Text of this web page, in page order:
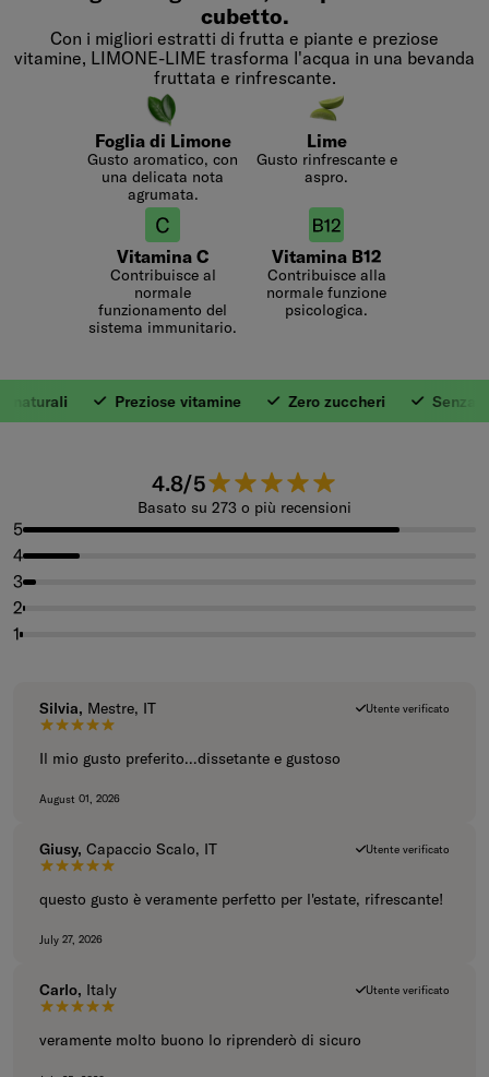
cubetto.
Con i migliori estratti di frutta e piante e preziose
vitamine, LIMONE-LIME trasforma l'acqua in una bevanda
fruttata e rinfrescante.
Foglia di Limone
Gusto aromatico, con
una delicata nota
agrumata.
Lime
Gusto rinfrescante e
aspro.
Vitamina C
Contribuisce al
normale
funzionamento del
sistema immunitario.
Vitamina B12
Contribuisce alla
normale funzione
psicologica.
1. Con ingredienti
Preziose vitamine Zero zuccheri Senza
4.8/54.8 su 5 stelle.
Basato su 273 o più recensioni
5
4
3
2
1
Silvia, Mestre, IT Utente verificato
5 su 5 stelle.
Il mio gusto preferito…dissetante e gustoso
August 01, 2026
Giusy, Capaccio Scalo, IT Utente verificato
5 su 5 stelle.
questo gusto è veramente perfetto per l'estate, rifrescante!
July 27, 2026
Carlo, Italy Utente verificato
5 su 5 stelle.
veramente molto buono lo riprenderò di sicuro